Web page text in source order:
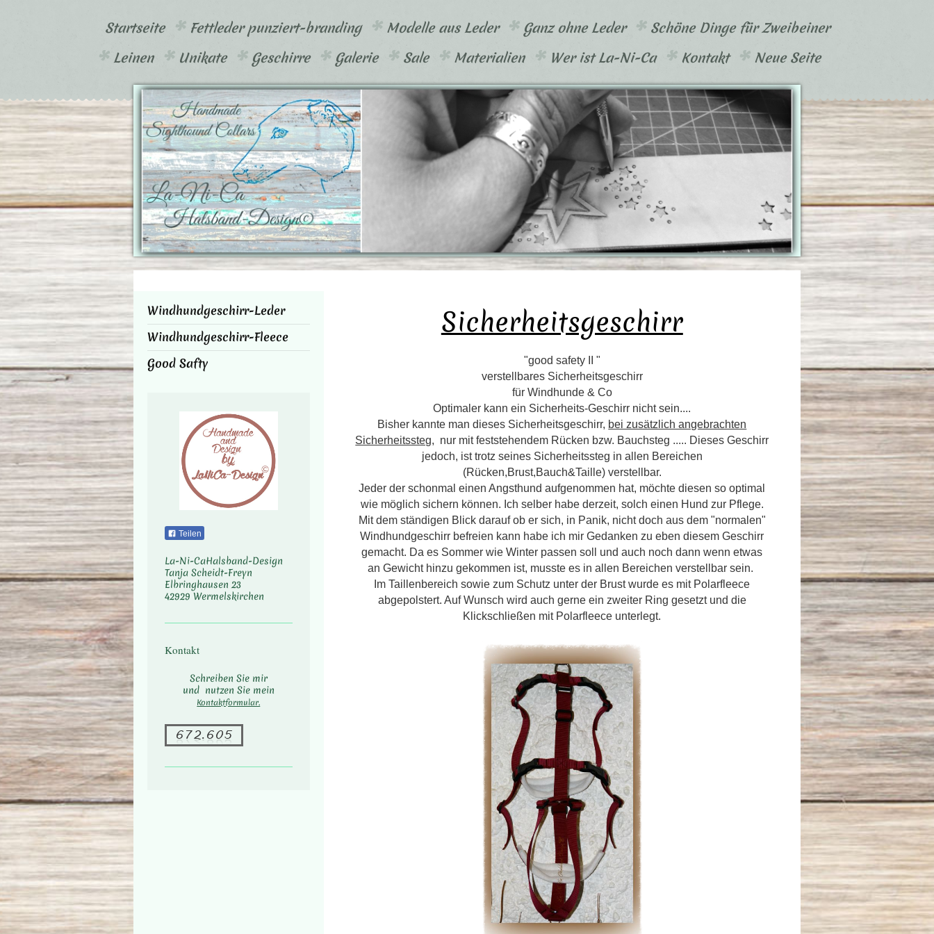
Startseite Fettleder punziert-branding Modelle aus Leder Ganz ohne Leder
Schöne Dinge für Zweibeiner
Leinen
Unikate Geschirre Galerie Sale Materialien Wer ist La-Ni-Ca Kontakt Neue Seite
Sicherheitsgeschirr
"good safety II "
verstellbares Sicherheitsgeschirr
für Windhunde & Co
Optimaler kann ein Sicherheits-Geschirr nicht sein....
Bisher kannte man dieses Sicherheitsgeschirr, bei zusätzlich angebrachten
Sicherheitssteg, nur mit feststehendem Rücken bzw. Bauchsteg ..... Dieses Geschirr
jedoch, ist trotz seines Sicherheitssteg in allen Bereichen
(Rücken,Brust,Bauch&Taille) verstellbar.
Jeder der schonmal einen Angsthund aufgenommen hat, möchte diesen so optimal
wie möglich sichern können. Ich selber habe derzeit, solch einen Hund zur Pflege.
Mit dem ständigen Blick darauf ob er sich, in Panik, nicht doch aus dem "normalen"
Windhundgeschirr befreien kann habe ich mir Gedanken zu eben diesem Geschirr
gemacht. Da es Sommer wie Winter passen soll und auch noch dann wenn etwas
an Gewicht hinzu gekommen ist, musste es in allen Bereichen verstellbar sein.
Im Taillenbereich sowie zum Schutz unter der Brust wurde es mit Polarfleece
abgepolstert. Auf Wunsch wird auch gerne ein zweiter Ring gesetzt und die
Klickschließen mit Polarfleece unterlegt.
Windhundgeschirr-Leder
Windhundgeschirr-Fleece
Good Safty
Teilen
La-Ni-CaHalsband-Design
Tanja Scheidt-Freyn
Elbringhausen 23
42929 Wermelskirchen
Kontakt
Schreiben Sie mir
und nutzen Sie mein
Kontaktformular.